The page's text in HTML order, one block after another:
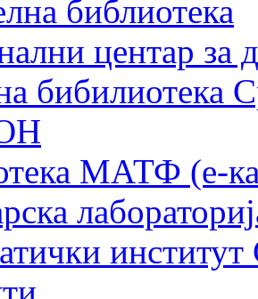
библиотека
центар за
бибилиотека
МАТФ (е-